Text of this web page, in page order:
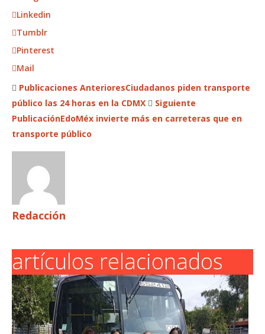
Linkedin
Tumblr
Pinterest
Mail
Publicaciones AnterioresCiudadanos piden transporte
público las 24 horas en la CDMX
Siguiente
PublicaciónEdoMéx invierte más en carreteras que en
transporte público
Redacción
artículos relacionados